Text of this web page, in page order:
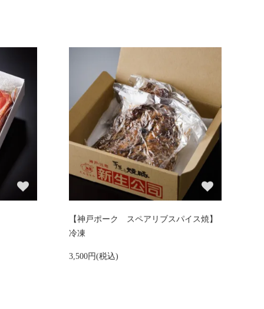
【神戸ポーク スペアリブスパイス焼】
冷凍
3,500円(税込)